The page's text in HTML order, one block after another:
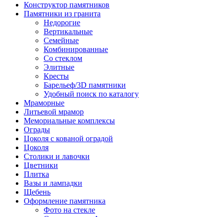
Конструктор памятников
Памятники из гранита
Недорогие
Вертикальные
Семейные
Комбинированные
Со стеклом
Элитные
Кресты
Барельеф/3D памятники
Удобный поиск по каталогу
Мраморные
Литьевой мрамор
Мемориальные комплексы
Ограды
Цоколя с кованой оградой
Цоколя
Столики и лавочки
Цветники
Плитка
Вазы и лампадки
Щебень
Оформление памятника
Фото на стекле